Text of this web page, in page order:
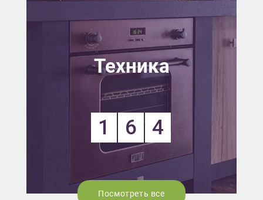
Техника
1 6 4
Посмотреть все